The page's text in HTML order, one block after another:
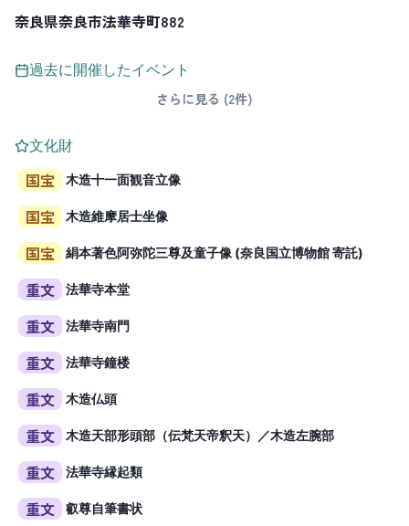
奈良県奈良市法華寺町882
過去に開催したイベント
さらに見る (2件)
文化財
国宝 木造十一面観音立像
国宝 木造維摩居士坐像
国宝 絹本著色阿弥陀三尊及童子像 (奈良国立博物館 寄託)
重文 法華寺本堂
重文 法華寺南門
重文 法華寺鐘楼
重文 木造仏頭
重文 木造天部形頭部（伝梵天帝釈天）／木造左腕部
重文 法華寺縁起類
重文 叡尊自筆書状